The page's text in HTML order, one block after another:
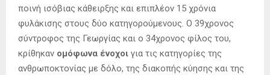
ποινή ισόβιας κάθειρξης και επιπλέον 15 χρόνια
φυλάκισης στους δύο κατηγορούμενους. Ο 39χρονος
σύντροφος της Γεωργίας και ο 34χρονος φίλος του,
κρίθηκαν ομόφωνα ένοχοι για τις κατηγορίες της
ανθρωποκτονίας με δόλο, της διακοπής κύησης και της